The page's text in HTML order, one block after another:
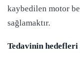
kaybedilen motor
sağlamaktır.
Tedavinin hedefleri